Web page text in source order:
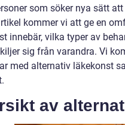
som söker nya sätt
kommer vi att ge en
innebär, vilka typer av
sig från varandra. Vi
med alternativ läkekonst
av